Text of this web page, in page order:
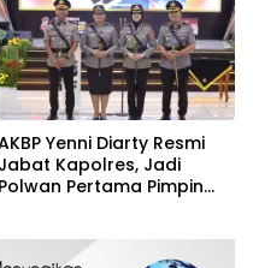
Yenni Diarty Resmi
Jabat Kapolres, Jadi
Polwan Pertama Pimpin